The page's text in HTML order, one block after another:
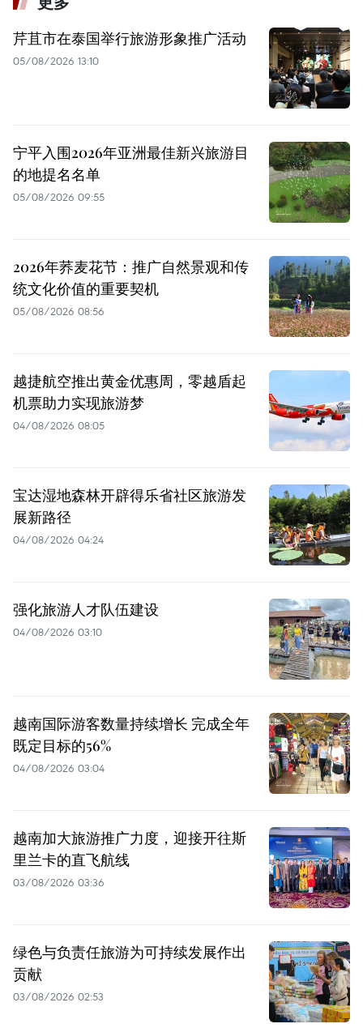
芹苴市在泰国举行旅游形象推广活动
05/08/2026 13:10
宁平入围2026年亚洲最佳新兴旅游目
的地提名名单
05/08/2026 09:55
2026年荞麦花节：推广自然景观和传
统文化价值的重要契机
05/08/2026 08:56
越捷航空推出黄金优惠周，零越盾起
机票助力实现旅游梦
04/08/2026 08:05
宝达湿地森林开辟得乐省社区旅游发
展新路径
04/08/2026 04:24
强化旅游人才队伍建设
04/08/2026 03:10
越南国际游客数量持续增长 完成全年
既定目标的56%
04/08/2026 03:04
越南加大旅游推广力度，迎接开往斯
里兰卡的直飞航线
03/08/2026 03:36
绿色与负责任旅游为可持续发展作出
贡献
03/08/2026 02:53